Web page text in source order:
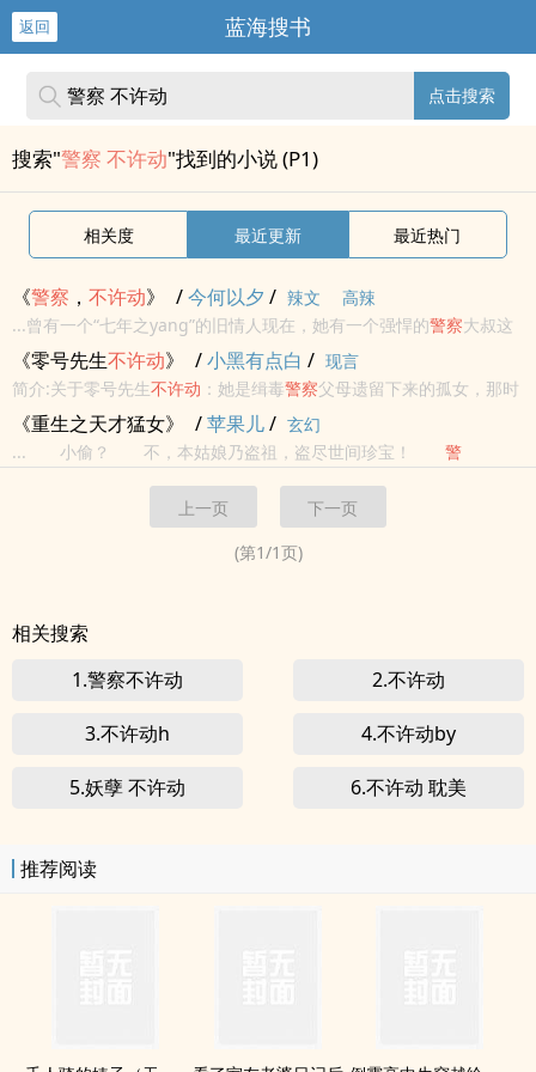
返回 蓝海搜书
点击搜索
搜索"警察 不许动"找到的小说 (P1)
相关度 最近更新 最近热门
《警察 ， 不许动》 /今何以夕 / 辣文
高辣
...曾有一个“七年之yang”的旧情人现在，她有一个强悍的警察大叔这
是以chou风女主的视角讲述一个男人如何努力、甚至不折手段、不惜
牺牲自己来夺取一个女人的那一颗并不玻璃的心 女人究竟是初恋...
《零号先生不许动》 /小黑有点白 / 现言
简介:关于零号先生不许动 ：她是缉毒警察父母遗留下来的孤女，那时
母亲还在，小镇与他初遇……那一年春暖花开，母亲将一张写着任务清
单的A4纸递给她。于是，隔壁邻居家被冠以“杀人凶手”的男孩，成为
妈妈...
《重生之天才猛女》 /苹果儿/ 玄幻
... 小偷？ 不，本姑娘乃盗祖，盗尽世间珍宝！ 警
？ 错，本姑娘是警神，管尽世间不平！ 特工？ 姑娘乃
特派，杀尽天下人渣！ 一切只为修仙路，仙路尽头是我家！
上一页
下一页
(第1/1页)
相关搜索
1.警察不许动
2.不许动
3.不许动h 4.不许动by
5.妖孽 不许动 6.不许动 耽美
推荐阅读